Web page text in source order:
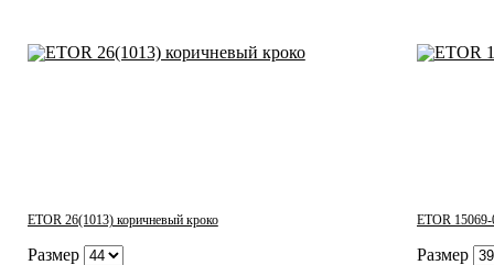
ETOR 26(1013) коричневый кроко
Размер
ETOR
Размер